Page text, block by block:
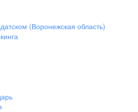
(Воронежская область)